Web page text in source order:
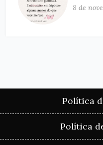
8 de
Política
Política